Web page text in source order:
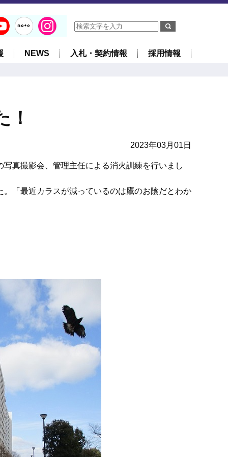
NEWS 入札・契約情報 採用情報
！
2023年03月01日
真撮影会、管理主任による消火訓練を行いまし
「最近カラスが減っているのは鷹のお陰だとわか